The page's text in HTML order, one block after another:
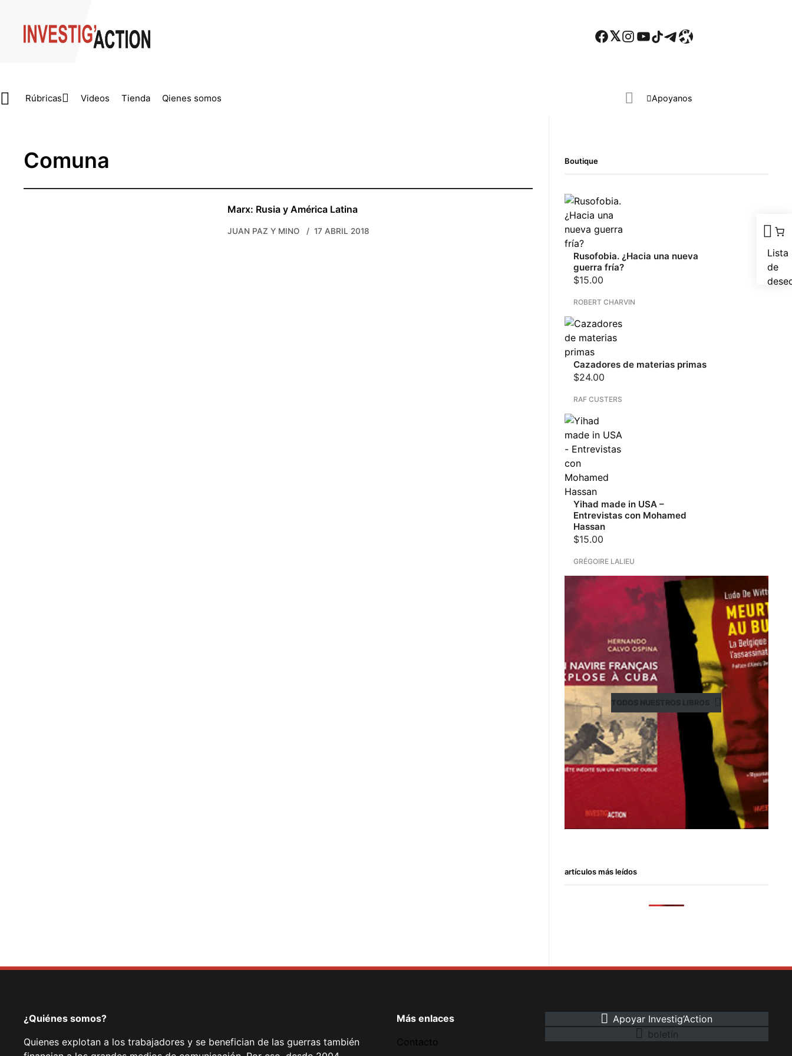
Facebook Twitter Instagram YouTube TikTok Telegram Enlace
Rúbricas Videos Tienda Qienes somos Apoyanos
Lista
de
Comuna
Marx: Rusia y América Latina
JUAN PAZ Y MINO 17 ABRIL 2018
Boutique
Rusofobia. ¿Hacia una nueva
guerra fría?
$15.00
ROBERT CHARVIN
Cazadores de materias primas
$24.00
RAF CUSTERS
Yihad made in USA –
Entrevistas con Mohamed
Hassan
$15.00
GRÉGOIRE LALIEU
TODOS NUESTROS LIBROS
artículos más leídos
¿Quiénes somos?
Quienes explotan a los trabajadores y se benefician de las guerras también
Más enlaces
Contacto
Apoyar Investig’Action
boletín